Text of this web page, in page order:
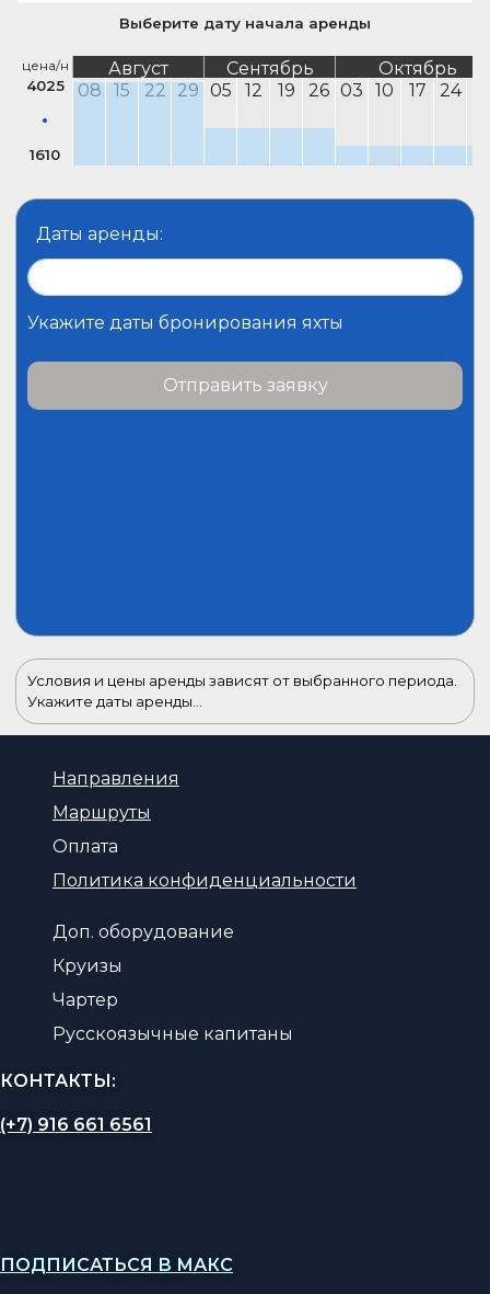
Выберите дату начала аренды
цена/н
4025
1610
Август Сентябрь
Октябрь
08
15 22 29 05 12 19 26 03 10 17 24
Даты аренды:
Укажите даты бронирования яхты
Отправить заявку
Условия и цены аренды зависят от выбранного периода.
Укажите даты аренды...
Направления
Маршруты
Оплата
Политика конфиденциальности
Доп. оборудование
Круизы
Чартер
Русскоязычные капитаны
КОНТАКТЫ:
(+7) 916 661 6561
ПОДПИСАТЬСЯ В МАКС